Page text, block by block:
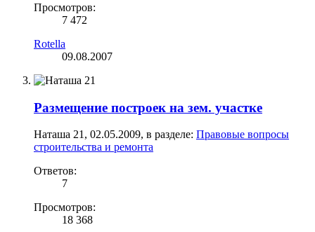
Просмотров:
7 472
Rotella
09.08.2007
Размещение построек на зем. участке
Наташа 21, 02.05.2009, в разделе: Правовые вопросы
строительства и ремонта
Ответов:
7
Просмотров:
18 368